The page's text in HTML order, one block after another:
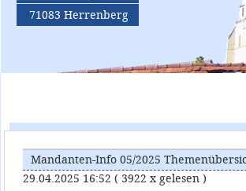
71083 Herrenberg
Mandanten-Info 05/2025
29.04.2025 16:52 ( 3922 x gelesen )